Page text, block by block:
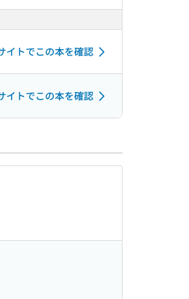
イトでこの本を確認
イトでこの本を確認